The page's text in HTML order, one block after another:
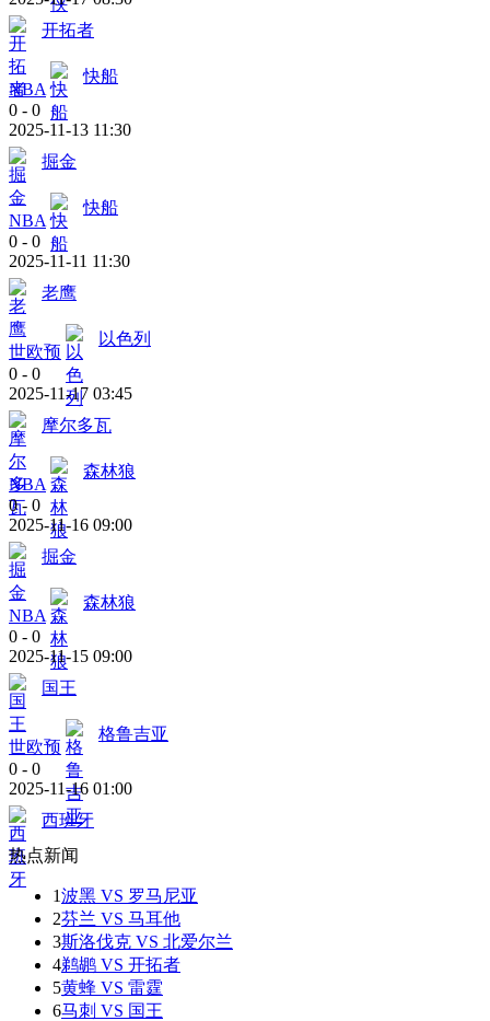
开拓者
NBA
快船
0 - 0
2025-11-13 11:30
掘金
NBA
快船
0 - 0
2025-11-11 11:30
老鹰
世欧预
以色列
0 - 0
2025-11-17 03:45
摩尔多瓦
NBA
森林狼
0 - 0
2025-11-16 09:00
掘金
NBA
森林狼
0 - 0
2025-11-15 09:00
国王
世欧预
格鲁吉亚
0 - 0
2025-11-16 01:00
西班牙
热点新闻
1波黑 VS 罗马尼亚
2芬兰 VS 马耳他
3斯洛伐克 VS 北爱尔兰
4鹈鹕 VS 开拓者
5黄蜂 VS 雷霆
6马刺 VS 国王